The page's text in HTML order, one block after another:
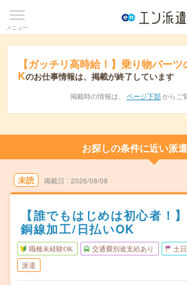
メニュー
【ガッチリ高時給！】乗り物パー
Kのお仕事情報は、掲載が終了しています
掲載時の情報は、 ページ下部 からご
お探しの条件に近い派
未読 掲載日 2026/08/08
【誰でもはじめは初心者！
銅線加工/日払いOK
職種未経験OK 交通費別途支給あり 土
派遣